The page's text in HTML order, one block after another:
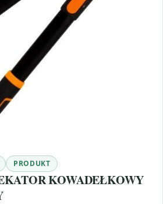
PRODUKT
KOWADEŁKOWY